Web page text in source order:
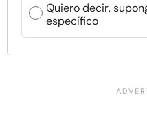
Quiero decir,
específico